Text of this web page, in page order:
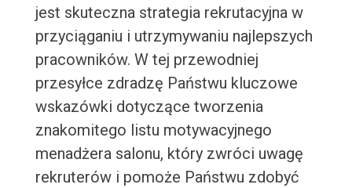
jest skuteczna strategia rekrutacyjna w
przyciąganiu i utrzymywaniu najlepszych
pracowników. W tej przewodniej
przesyłce zdradzę Państwu kluczowe
wskazówki dotyczące tworzenia
znakomitego listu motywacyjnego
menadżera salonu, który zwróci uwagę
rekruterów i pomoże Państwu zdobyć